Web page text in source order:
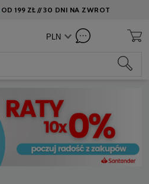
OD 199 ZŁ //30 DNI NA ZWROT